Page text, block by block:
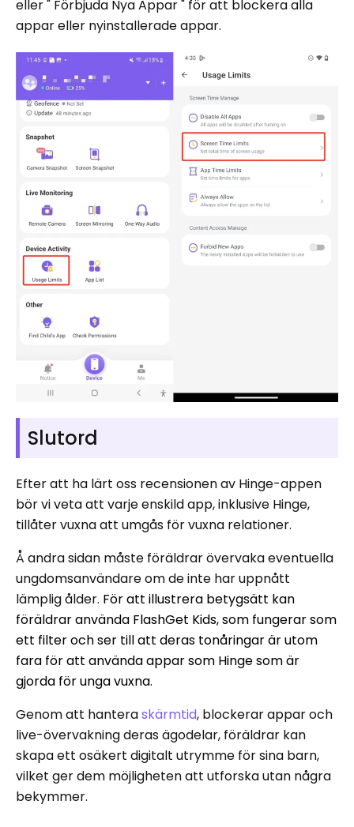
eller " Förbjuda Nya Appar " för att blockera alla
appar eller nyinstallerade appar.
Slutord
Efter att ha lärt oss recensionen av Hinge-appen
bör vi veta att varje enskild app, inklusive Hinge,
tillåter vuxna att umgås för vuxna relationer.
Å andra sidan måste föräldrar övervaka eventuella
ungdomsanvändare om de inte har uppnått
lämplig ålder. För att illustrera betygsätt kan
föräldrar använda FlashGet Kids, som fungerar som
ett filter och ser till att deras tonåringar är utom
fara för att använda appar som Hinge som är
gjorda för unga vuxna.
Genom att hanteraskärmtid, blockerar appar och
live-övervakning deras ägodelar, föräldrar kan
skapa ett osäkert digitalt utrymme för sina barn,
vilket ger dem möjligheten att utforska utan några
bekymmer.